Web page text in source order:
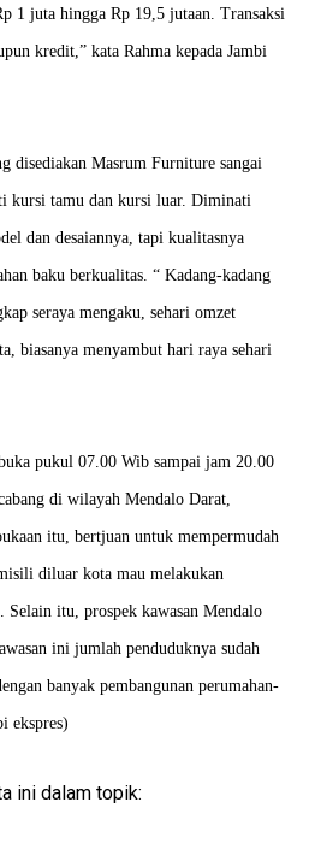
1 juta hingga Rp 19,5 jutaan. Transaksi
kredit,” kata Rahma kepada Jambi
disediakan Masrum Furniture sangai
kursi tamu dan kursi luar. Diminati
dan desaiannya, tapi kualitasnya
baku berkualitas. “ Kadang-kadang
seraya mengaku, sehari omzet
biasanya menyambut hari raya sehari
pukul 07.00 Wib sampai jam 20.00
di wilayah Mendalo Darat,
itu, bertjuan untuk mempermudah
diluar kota mau melakukan
itu, prospek kawasan Mendalo
ini jumlah penduduknya sudah
banyak pembangunan perumahan-
ekspres)
ini dalam topik: